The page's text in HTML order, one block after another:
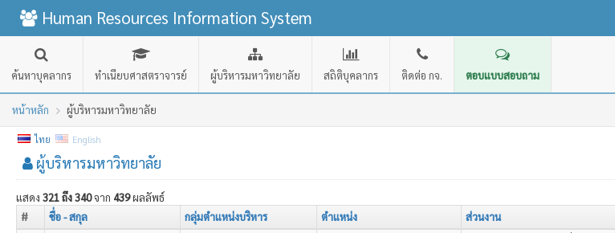
Human Resources Information System
ค้นหาบุคลากร ทำเนียบศาสตราจารย์ ผู้บริหารมหาวิทยาลัย สถิติบุคลากร ติดต่อ กจ. ตอบแบบสอบถาม
หน้าหลัก ผู้บริหารมหาวิทยาลัย
ไทย English
ผู้บริหารมหาวิทยาลัย
แสดง 321 ถึง 340จาก 439ผลลัพธ์
#
ชื่อ - สกุล กลุ่มตำแหน่งบริหาร ตำแหน่ง
ส่วนงาน